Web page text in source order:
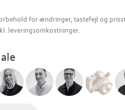
for ændringer, tastefejl og
leveringsomkostninger.